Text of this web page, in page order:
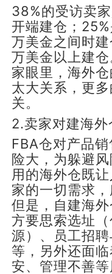
38%的受访卖
开端建仓；
万美金之间时
万美金以上建
家眼里，海外
太大关系，更
关。
2.卖家对建海外
FBA仓对产品
险大，为躲避
用的海外仓既
家的一切需求
但是，自建海
方要思索选址
源）、员工招
等，另外还面
安、管理不善等